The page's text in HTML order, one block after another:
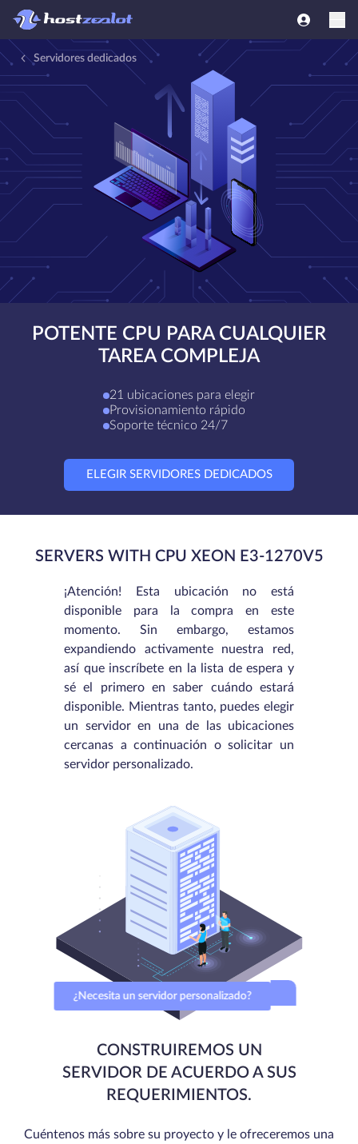
Servidores dedicados
POTENTE CPU PARA CUALQUIER
TAREA COMPLEJA
21 ubicaciones para elegir
Provisionamiento rápido
Soporte técnico 24/7
ELEGIR SERVIDORES DEDICADOS
SERVERS WITH CPU XEON E3-1270V5
¡Atención! Esta ubicación no está
disponible para la compra en este
momento. Sin embargo, estamos
expandiendo activamente nuestra red,
así que inscríbete en la lista de espera y
sé el primero en saber cuándo estará
disponible. Mientras tanto, puedes elegir
un servidor en una de las ubicaciones
cercanas a continuación o solicitar un
servidor personalizado.
¿Necesita un servidor personalizado?
CONSTRUIREMOS UN
SERVIDOR DE ACUERDO A SUS
REQUERIMIENTOS.
Cuéntenos más sobre su proyecto y le ofreceremos una